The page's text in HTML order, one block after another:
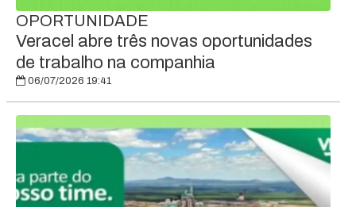
OPORTUNIDADE
Veracel abre três novas oportunidades
de trabalho na companhia
06/07/2026 19:41